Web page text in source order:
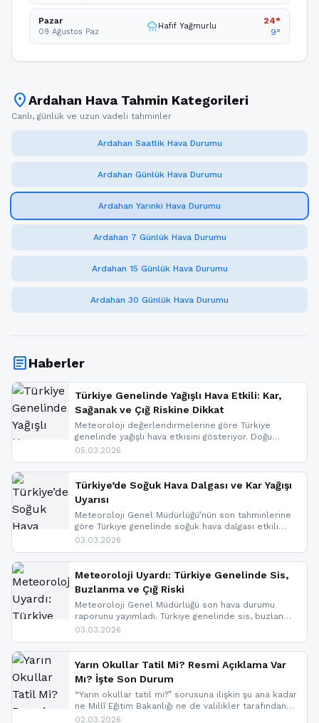
Pazar
09 Ağustos Paz rainyHafif Yağmurlu
24°
9°
location_onArdahan Hava Tahmin Kategorileri
Canlı, günlük ve uzun vadeli tahminler
Ardahan Saatlik Hava Durumu
Ardahan Günlük Hava Durumu
Ardahan Yarınki Hava Durumu
Ardahan 7 Günlük Hava Durumu
Ardahan 15 Günlük Hava Durumu
Ardahan 30 Günlük Hava Durumu
articleHaberler
Türkiye Genelinde Yağışlı Hava Etkili: Kar,
Sağanak ve Çığ Riskine Dikkat
Meteoroloji değerlendirmelerine göre Türkiye
genelinde yağışlı hava etkisini gösteriyor. Doğu
bölgelerinde kar yağışı beklenirken Marmara ve
ise çığ tehlikesi bulunuyor. İç kesimlerde sis ve pus
nedeniyle görüş mesafesinde azalma
yaşanabileceği belirtiliyor.
05.03.2026
Türkiye’de Soğuk Hava Dalgası ve Kar Yağışı
Uyarısı
Meteoroloji Genel Müdürlüğü’nün son tahminlerine
göre Türkiye genelinde soğuk hava dalgası etkili
oluyor. Birçok il için kar yağışı ve buzlanma uyarısı
03.03.2026
Meteoroloji Uyardı: Türkiye Genelinde Sis,
Buzlanma ve Çığ Riski
Meteoroloji Genel Müdürlüğü son hava durumu
raporunu yayımladı. Türkiye genelinde sis, buzlanma
ve don beklenirken Doğu Anadolu ve Doğu
yapıldı. İşte son dakika meteoroloji gelişmeleri.
03.03.2026
Yarın Okullar Tatil Mi? Resmi Açıklama Var
Mı? İşte Son Durum
“Yarın okullar tatil mi?” sorusuna ilişkin şu ana kadar
ne Millî Eğitim Bakanlığı ne de valilikler tarafından
yapılmış resmi bir tatil açıklaması bulunmamaktadır.
02.03.2026